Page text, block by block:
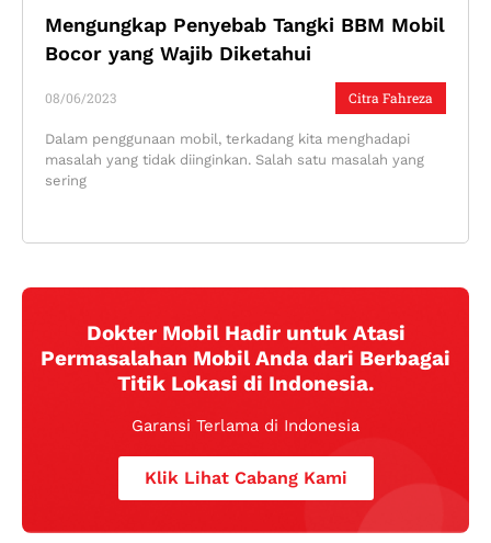
Mengungkap Penyebab Tangki BBM Mobil
Bocor yang Wajib Diketahui
Citra Fahreza
08/06/2023
Dalam penggunaan mobil, terkadang kita menghadapi
masalah yang tidak diinginkan. Salah satu masalah yang
sering
Dokter Mobil Hadir untuk Atasi
Permasalahan Mobil Anda dari Berbagai
Titik Lokasi di Indonesia.
Garansi Terlama di Indonesia
Klik Lihat Cabang Kami